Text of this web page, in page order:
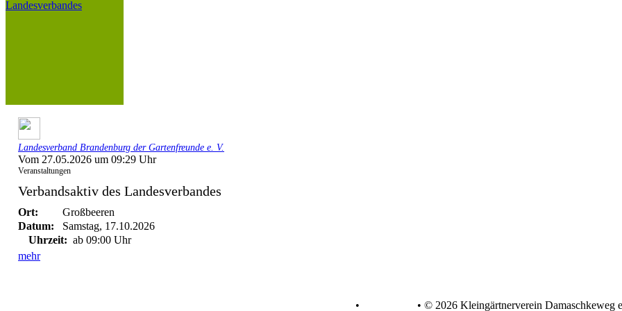
Landesverband Brandenburg der Gartenfreunde e. V.
Vom 27.05.2026 um 09:29 Uhr
Veranstaltungen
Verbandsaktiv des Landesverbandes
Ort:
Großbeeren
Datum:
Samstag, 17.10.2026
Uhrzeit: ab 09:00 Uhr
mehr
• • © 2026 Kleingärtnerverein Damaschkeweg